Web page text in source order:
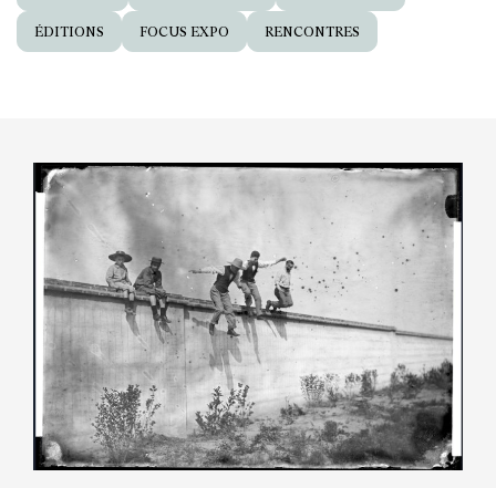
ÉDITIONS FOCUS EXPO RENCONTRES